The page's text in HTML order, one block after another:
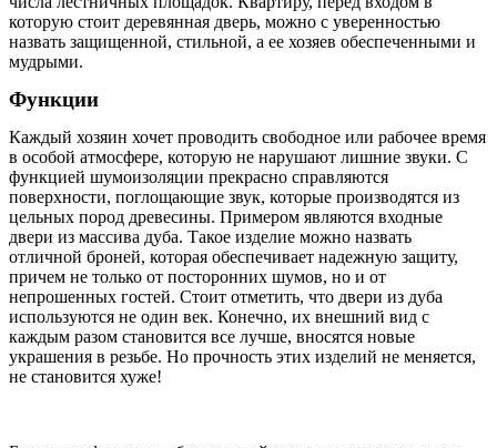
которую стоит деревянная дверь, можно с уверенностью
назвать защищенной, стильной, а ее хозяев обеспеченными и
мудрыми.
Функции
Каждый хозяин хочет проводить свободное или рабочее время
в особой атмосфере, которую не нарушают лишние звуки. С
функцией шумоизоляции прекрасно справляются
поверхности, поглощающие звук, которые производятся из
цельных пород древесины. Примером являются входные
двери из массива дуба. Такое изделие можно назвать
отличной броней, которая обеспечивает надежную защиту,
причем не только от посторонних шумов, но и от
непрошенных гостей. Стоит отметить, что двери из дуба
используются не один век. Конечно, их внешний вид с
каждым разом становится все лучше, вносятся новые
украшения в резьбе. Но прочность этих изделий не меняется,
не становится хуже!